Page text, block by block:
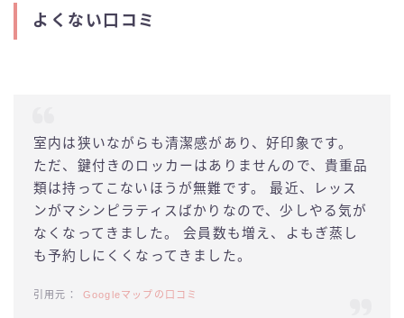
よくない口コミ
室内は狭いながらも清潔感があり、好印象です。
ただ、鍵付きのロッカーはありませんので、貴重品
類は持ってこないほうが無難です。 最近、レッス
ンがマシンピラティスばかりなので、少しやる気が
なくなってきました。 会員数も増え、よもぎ蒸し
も予約しにくくなってきました。
Googleマップの口コミ